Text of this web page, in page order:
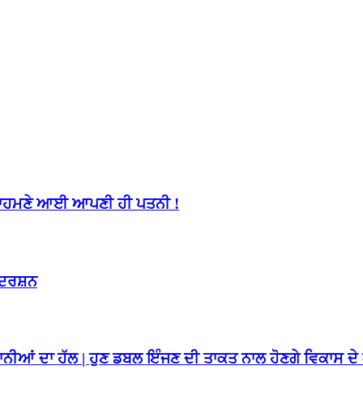
ਆਈ ਆਪਣੀ ਹੀ ਪਤਨੀ !
ਦਾ ਹੱਲ | ਹੁਣ ਡਬਲ ਇੰਜਣ ਦੀ ਤਾਕਤ ਨਾਲ ਹੋਣਗੇ ਵਿਕਾਸ ਦੇ